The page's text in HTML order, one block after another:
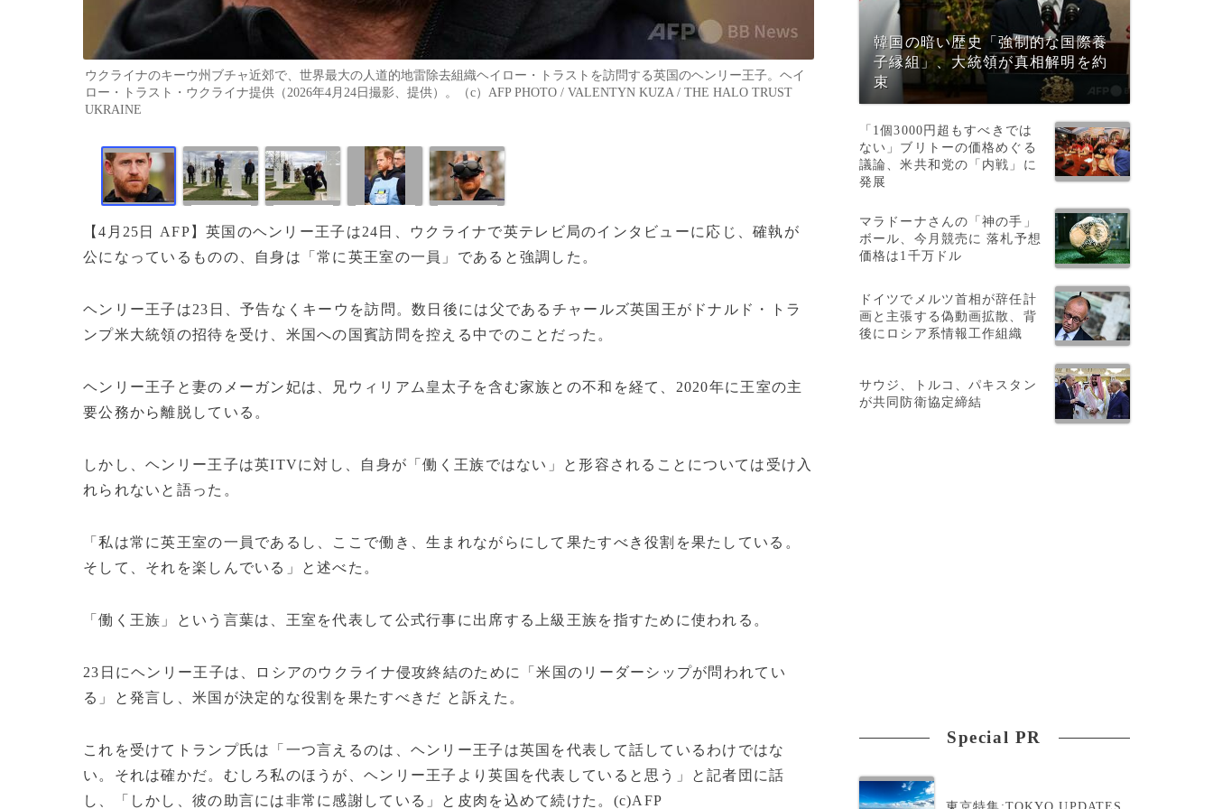
ウクライナのキーウ州ブチャ近郊で、世界最大の人道的地雷除去組織ヘイロー・トラストを訪問する英国のヘンリー王子。ヘイ
ロー・トラスト・ウクライナ提供（2026年4月24日撮影、提供）。（c）AFP PHOTO / VALENTYN KUZA / THE HALO TRUST
UKRAINE
【4月25日 AFP】英国のヘンリー王子は24日、ウクライナで英テレビ局のインタビューに応じ、確執が
公になっているものの、自身は「常に英王室の一員」であると強調した。
ヘンリー王子は23日、予告なくキーウを訪問。数日後には父であるチャールズ英国王がドナルド・トラ
ンプ米大統領の招待を受け、米国への国賓訪問を控える中でのことだった。
ヘンリー王子と妻のメーガン妃は、兄ウィリアム皇太子を含む家族との不和を経て、2020年に王室の主
要公務から離脱している。
しかし、ヘンリー王子は英ITVに対し、自身が「働く王族ではない」と形容されることについては受け入
れられないと語った。
「私は常に英王室の一員であるし、ここで働き、生まれながらにして果たすべき役割を果たしている。
そして、それを楽しんでいる」と述べた。
「働く王族」という言葉は、王室を代表して公式行事に出席する上級王族を指すために使われる。
23日にヘンリー王子は、ロシアのウクライナ侵攻終結のために「米国のリーダーシップが問われてい
る」と発言し、米国が決定的な役割を果たすべきだ と訴えた。
これを受けてトランプ氏は「一つ言えるのは、ヘンリー王子は英国を代表して話しているわけではな
い。それは確かだ。むしろ私のほうが、ヘンリー王子より英国を代表していると思う」と記者団に話
し、「しかし、彼の助言には非常に感謝している」と皮肉を込めて続けた。(c)AFP
韓国の暗い歴史「強制的な国際養
子縁組」、大統領が真相解明を約
束
「1個3000円超もすべきでは
ない」ブリトーの価格めぐる
議論、米共和党の「内戦」に
発展
マラドーナさんの「神の手」
ボール、今月競売に 落札予想
価格は1千万ドル
ドイツでメルツ首相が辞任計
画と主張する偽動画拡散、背
後にロシア系情報工作組織
サウジ、トルコ、パキスタン
が共同防衛協定締結
Special PR
東京特集:TOKYO UPDATES